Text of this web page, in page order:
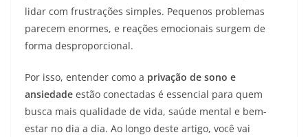
lidar com frustrações simples. Pequenos problemas
parecem enormes, e reações emocionais surgem de
forma desproporcional.
Por isso, entender como a privação de sono e
ansiedade estão conectadas é essencial para quem
busca mais qualidade de vida, saúde mental e bem-
estar no dia a dia. Ao longo deste artigo, você vai